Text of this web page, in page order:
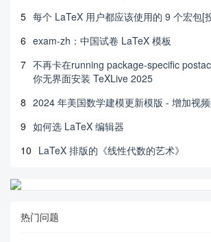
5 每个 LaTeX 用户都应该使用的 9 个宏包[
6 exam-zh：中国试卷 LaTeX 模板
7 不再卡在running package-specific
你无界面安装 TeXLive 2025
8 2024 年美国数学建模更新模版 - 增加视
9 如何选 LaTeX 编辑器
10 LaTeX 排版的《线性代数的艺术》
热门问题